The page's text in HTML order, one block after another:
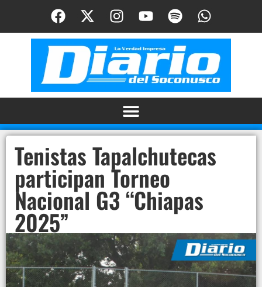
Tenistas Tapalchutecas
participan Torneo
Nacional G3 “Chiapas
2025”